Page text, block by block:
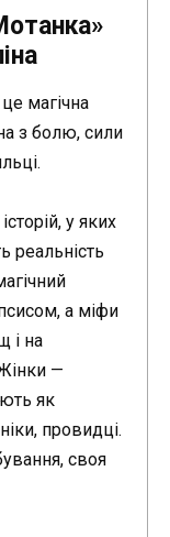
магічна
з болю, сили
у яких
реальність
а міфи
і на
—
як
провидці.
своя